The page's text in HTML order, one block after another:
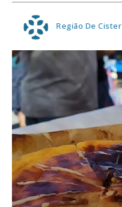
Região De Cister